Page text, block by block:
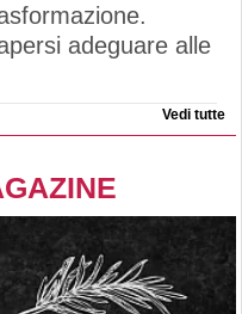
adeguare alle
Vedi tutte